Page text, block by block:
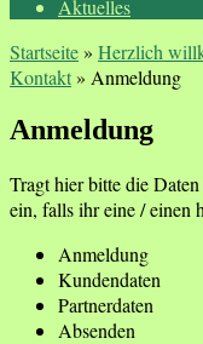
Aktuelles
Startseite» Herzlich
Kontakt» Anmeldung
Anmeldung
Tragt hier bitte die
ein, falls ihr eine / einen
Anmeldung
Kundendaten
Partnerdaten
Absenden